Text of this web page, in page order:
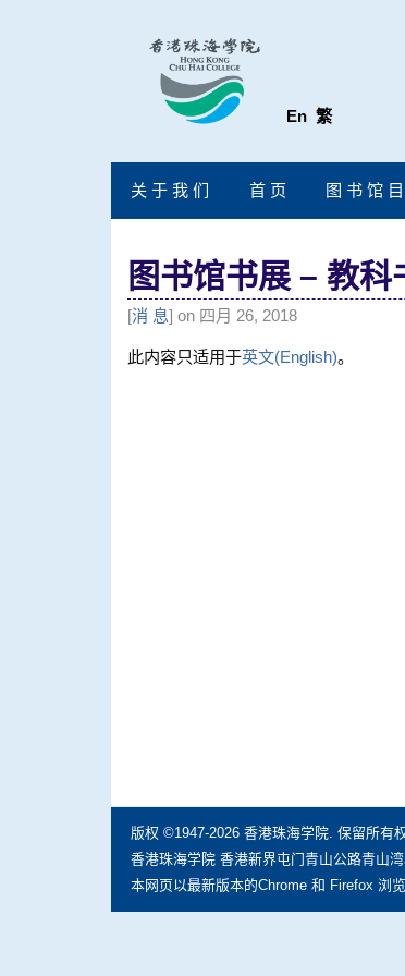
En 繁
关 于 我 们 首 页 图 书 馆
图书馆书展 – 教科
[消 息] on 四月 26, 2018
此内容只适用于英文(English)。
版权 ©1947-2026 香港珠海学院. 保留所有
香港珠海学院 香港新界屯门青山公路青山
本网页以最新版本的Chrome 和 Firefox 浏